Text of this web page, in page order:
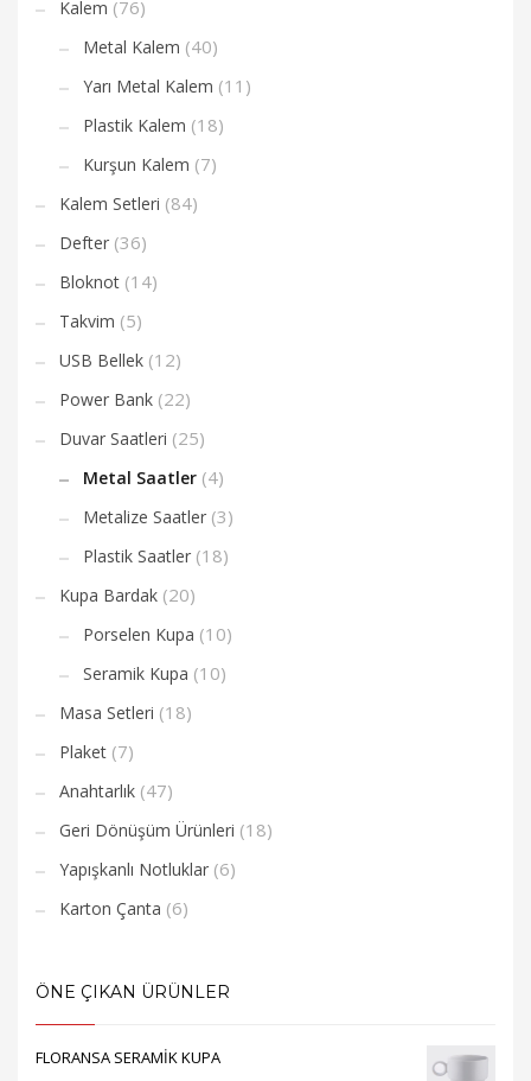
Kalem (76)
Metal Kalem (40)
Yarı Metal Kalem (11)
Plastik Kalem (18)
Kurşun Kalem (7)
Kalem Setleri (84)
Defter (36)
Bloknot (14)
Takvim (5)
USB Bellek (12)
Power Bank (22)
Duvar Saatleri (25)
Metal Saatler (4)
Metalize Saatler (3)
Plastik Saatler (18)
Kupa Bardak (20)
Porselen Kupa (10)
Seramik Kupa (10)
Masa Setleri (18)
Plaket (7)
Anahtarlık (47)
Geri Dönüşüm Ürünleri (18)
Yapışkanlı Notluklar (6)
Karton Çanta (6)
ÖNE ÇIKAN ÜRÜNLER
FLORANSA SERAMİK KUPA